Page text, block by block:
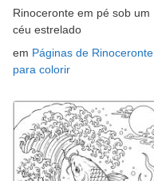
Rinoceronte em pé sob um
céu estrelado
em Páginas de Rinoceronte
para colorir